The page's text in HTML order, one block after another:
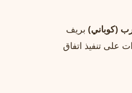
(كوباني) بريف
على تنفيذ اتفاق